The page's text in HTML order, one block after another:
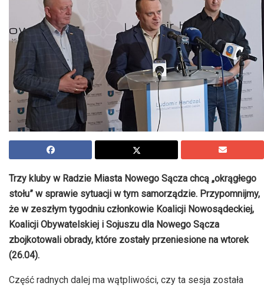
Trzy kluby w Radzie Miasta Nowego Sącza chcą „okrągłego
stołu” w sprawie sytuacji w tym samorządzie. Przypomnijmy,
że w zeszłym tygodniu członkowie Koalicji Nowosądeckiej,
Koalicji Obywatelskiej i Sojuszu dla Nowego Sącza
zbojkotowali obrady, które zostały przeniesione na wtorek
(26.04).
Część radnych dalej ma wątpliwości, czy ta sesja została